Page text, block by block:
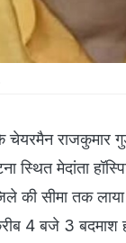
राजकुमार
स्थित मेदांता
की सीमा तक
4 बजे 3